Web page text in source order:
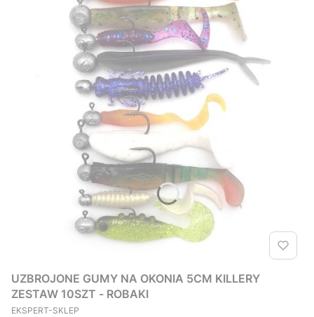
UZBROJONE GUMY NA OKONIA 5CM KILLERY
ZESTAW 10SZT - ROBAKI
PRODUCENT
EKSPERT-SKLEP